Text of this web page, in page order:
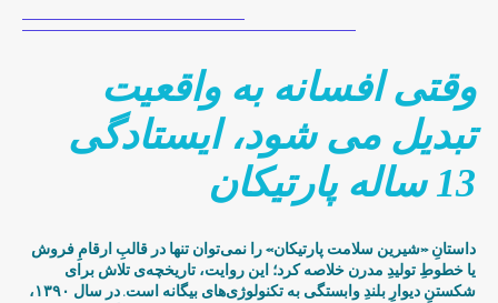
وقتی افسانه به واقعیت
تبدیل می شود، ایستادگی
13 ساله پارتیکان
داستانِ «شیرین سلامت پارتیکان» را نمی‌توان تنها در قالبِ ارقامِ فروش
یا خطوطِ تولیدِ مدرن خلاصه کرد؛ این روایت، تاریخچه‌ی تلاش برای
شکستنِ دیوارِ بلندِ وابستگی به تکنولوژی‌های بیگانه است. در سال ۱۳۹۰،